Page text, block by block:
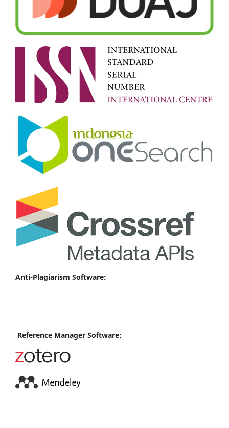
Anti-Plagiarism Software:
Reference Manager Software: